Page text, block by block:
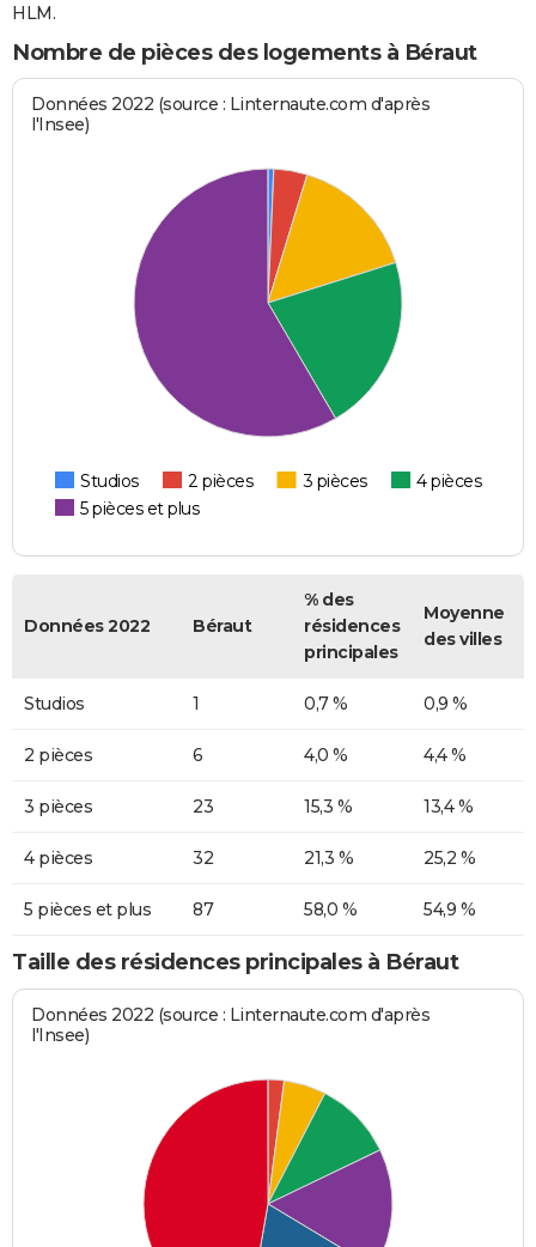
HLM.
Nombre de pièces des logements à Béraut
Données 2022 (source : Linternaute.com d'après
l'Insee)
Studios 2 pièces 3 pièces
4 pièces
5 pièces et plus
Données 2022 Béraut
% des
résidences
principales
Moyenne
des villes
Studios 1 0,7 % 0,9 %
2 pièces 6 4,0 % 4,4 %
3 pièces 23 15,3 % 13,4 %
4 pièces 32 21,3 % 25,2 %
5 pièces et plus 87 58,0 % 54,9 %
Taille des résidences principales à Béraut
Données 2022 (source : Linternaute.com d'après
l'Insee)